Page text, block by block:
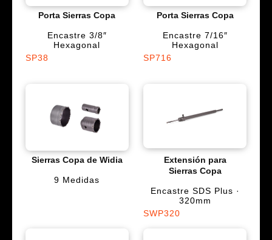
Porta Sierras Copa
Encastre 3/8″
Hexagonal
SP38
Porta Sierras Copa
Encastre 7/16″
Hexagonal
SP716
Sierras Copa de Widia
9 Medidas
Extensión para
Sierras Copa
Encastre SDS Plus ·
320mm
SWP320